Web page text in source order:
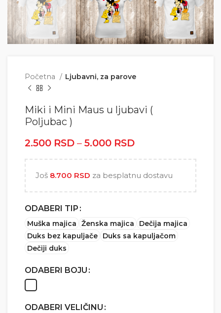
Početna Ljubavni, za parove
Miki i Mini Maus u ljubavi (
Poljubac )
2.500 RSD – 5.000 RSD
Još 8.700 RSD za besplatnu dostavu
ODABERI TIP
Muška majica Ženska majica
Dečija majica
Duks bez kapuljače
Duks sa kapuljačom
Dečiji duks
ODABERI BOJU
ODABERI VELIČINU